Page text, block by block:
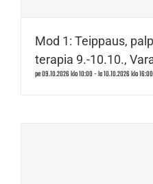
Mod 1: Teippaus,
terapia 9.-10.10.,
pe 09.10.2026 klo 10:00-la 10.10.2026 klo 16:00